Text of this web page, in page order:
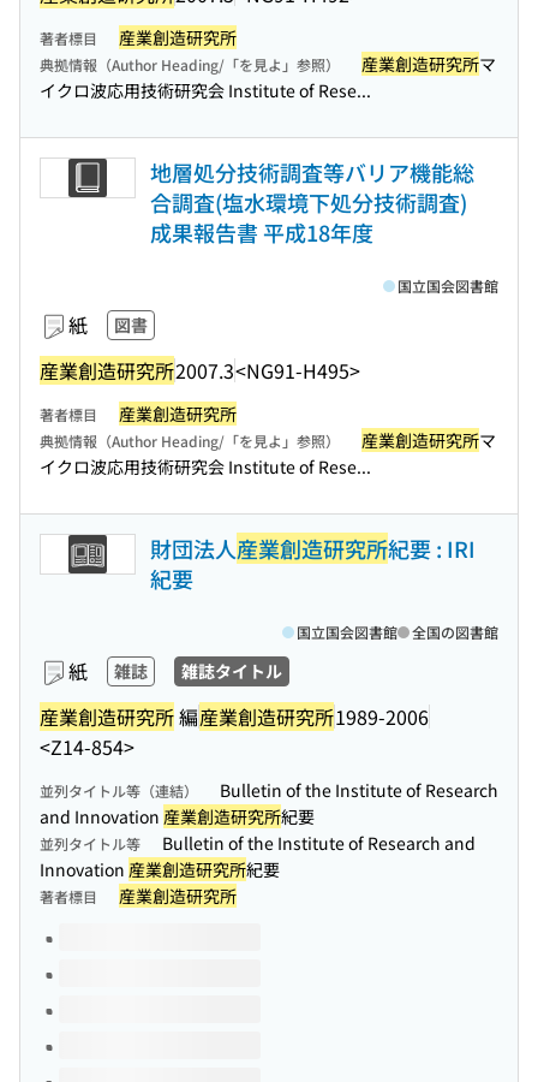
著者標目 産業創造研究所
典拠情報（Author Heading/「を見よ」参照） 産業創造研究所マ
イクロ波応用技術研究会 Institute of Rese...
地層処分技術調査等バリア機能総
合調査(塩水環境下処分技術調査)
成果報告書 平成18年度
紙 図書
産業創造研究所2007.3<NG91-H495>
国立国会図書館
著者標目 産業創造研究所
典拠情報（Author Heading/「を見よ」参照） 産業創造研究所マ
イクロ波応用技術研究会 Institute of Rese...
財団法人産業創造研究所紀要 : IRI
紀要
紙 雑誌 雑誌タイトル
産業創造研究所編産業創造研究所1989-2006
<Z14-854>
国立国会図書館 全国の図書館
並列タイトル等（連結）
Bulletin of the Institute of Research
and Innovation 産業創造研究所紀要
並列タイトル等
Bulletin of the Institute of Research and
Innovation 産業創造研究所紀要
著者標目 産業創造研究所
このタイトルの巻号